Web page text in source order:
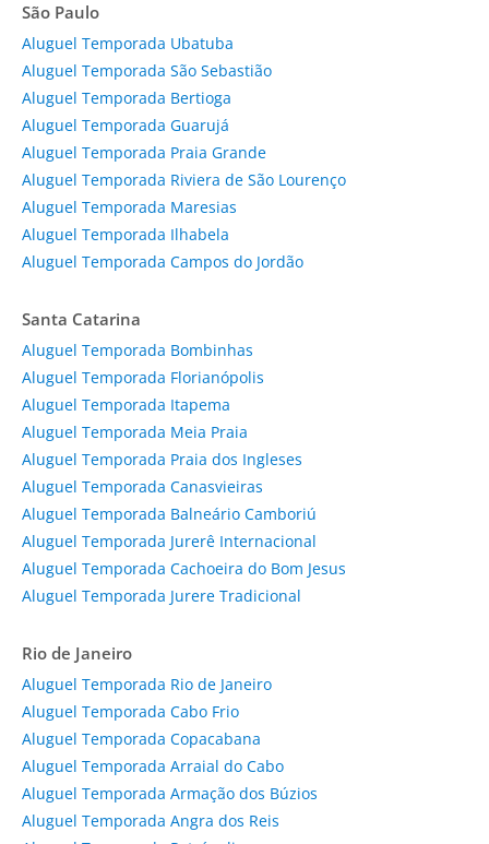
São Paulo
Aluguel Temporada Ubatuba
Aluguel Temporada São Sebastião
Aluguel Temporada Bertioga
Aluguel Temporada Guarujá
Aluguel Temporada Praia Grande
Aluguel Temporada Riviera de São Lourenço
Aluguel Temporada Maresias
Aluguel Temporada Ilhabela
Aluguel Temporada Campos do Jordão
Santa Catarina
Aluguel Temporada Bombinhas
Aluguel Temporada Florianópolis
Aluguel Temporada Itapema
Aluguel Temporada Meia Praia
Aluguel Temporada Praia dos Ingleses
Aluguel Temporada Canasvieiras
Aluguel Temporada Balneário Camboriú
Aluguel Temporada Jurerê Internacional
Aluguel Temporada Cachoeira do Bom Jesus
Aluguel Temporada Jurere Tradicional
Rio de Janeiro
Aluguel Temporada Rio de Janeiro
Aluguel Temporada Cabo Frio
Aluguel Temporada Copacabana
Aluguel Temporada Arraial do Cabo
Aluguel Temporada Armação dos Búzios
Aluguel Temporada Angra dos Reis